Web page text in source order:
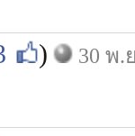
) 30 พ.